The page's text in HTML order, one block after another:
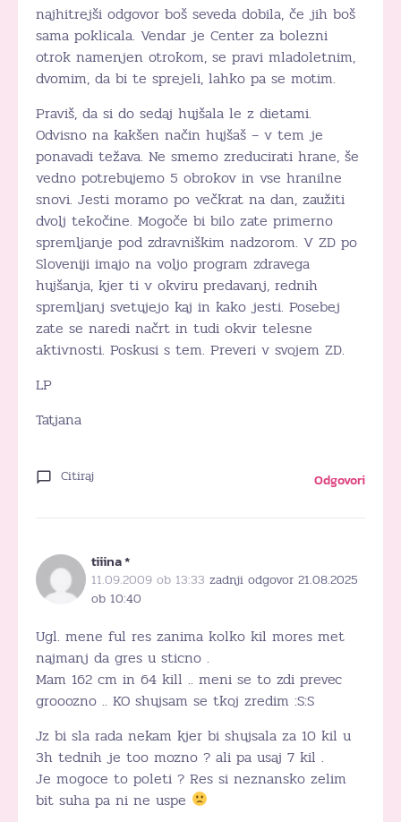
najhitrejši odgovor boš seveda dobila, če jih boš
sama poklicala. Vendar je Center za bolezni
otrok namenjen otrokom, se pravi mladoletnim,
dvomim, da bi te sprejeli, lahko pa se motim.
Praviš, da si do sedaj hujšala le z dietami.
Odvisno na kakšen način hujšaš – v tem je
ponavadi težava. Ne smemo zreducirati hrane, še
vedno potrebujemo 5 obrokov in vse hranilne
snovi. Jesti moramo po večkrat na dan, zaužiti
dvolj tekočine. Mogoče bi bilo zate primerno
spremljanje pod zdravniškim nadzorom. V ZD po
Sloveniji imajo na voljo program zdravega
hujšanja, kjer ti v okviru predavanj, rednih
spremljanj svetujejo kaj in kako jesti. Posebej
zate se naredi načrt in tudi okvir telesne
aktivnosti. Poskusi s tem. Preveri v svojem ZD.
LP
Tatjana
Citiraj Odgovori
tiiina *
11.09.2009 ob 13:33 zadnji odgovor 21.08.2025
ob 10:40
Ugl. mene ful res zanima kolko kil mores met
najmanj da gres u sticno .
Mam 162 cm in 64 kill .. meni se to zdi prevec
grooozno .. KO shujsam se tkoj zredim :S:S
Jz bi sla rada nekam kjer bi shujsala za 10 kil u
3h tednih je too mozno ? ali pa usaj 7 kil .
Je mogoce to poleti ? Res si neznansko zelim
bit suha pa ni ne uspe